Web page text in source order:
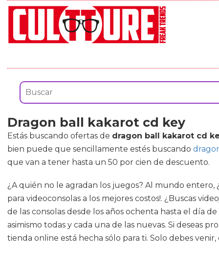
Dragon ball kakarot cd key
Estás buscando ofertas de dragon ball kakarot cd
bien puede que sencillamente estés buscando
que van a tener hasta un 50 por cien de descuento.
¿A quién no le agradan los juegos? Al mundo
para videoconsolas a los mejores costos!. ¿Buscas
de las consolas desde los años ochenta hasta el día
asimismo todas y cada una de las nuevas. Si deseas
tienda online está hecha sólo para ti. Solo debes venir,